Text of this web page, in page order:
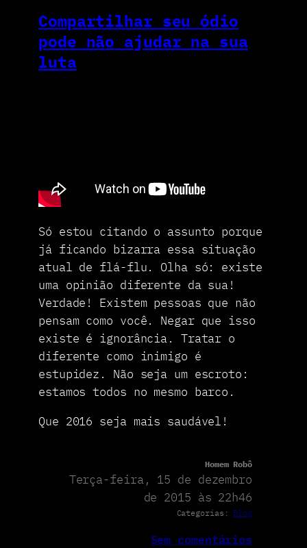
Compartilhar seu ódio
pode não ajudar na sua
luta
Só estou citando o assunto porque
já ficando bizarra essa situação
atual de flá-flu. Olha só: existe
uma opinião diferente da sua!
Verdade! Existem pessoas que não
pensam como você. Negar que isso
existe é ignorância. Tratar o
diferente como inimigo é
estupidez. Não seja um escroto:
estamos todos no mesmo barco.
Que 2016 seja mais saudável!
Homem Robô
Terça-feira, 15 de dezembro
de 2015 às 22h46
Categorias: Blog
Sem comentários